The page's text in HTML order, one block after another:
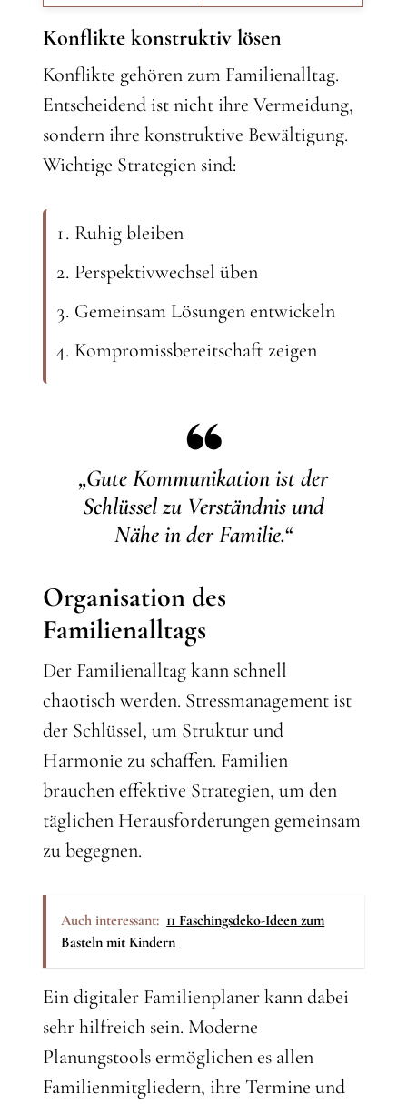
Konflikte konstruktiv lösen
Konflikte gehören zum Familienalltag.
Entscheidend ist nicht ihre Vermeidung,
sondern ihre konstruktive Bewältigung.
Wichtige Strategien sind:
Ruhig bleiben
Perspektivwechsel üben
Gemeinsam Lösungen entwickeln
Kompromissbereitschaft zeigen
„Gute Kommunikation ist der
Schlüssel zu Verständnis und
Nähe in der Familie.“
Organisation des
Familienalltags
Der Familienalltag kann schnell
chaotisch werden. Stressmanagement ist
der Schlüssel, um Struktur und
Harmonie zu schaffen. Familien
brauchen effektive Strategien, um den
täglichen Herausforderungen gemeinsam
zu begegnen.
Auch interessant: 11 Faschingsdeko-Ideen zum
Basteln mit Kindern
Ein digitaler Familienplaner kann dabei
sehr hilfreich sein. Moderne
Planungstools ermöglichen es allen
Familienmitgliedern, ihre Termine und